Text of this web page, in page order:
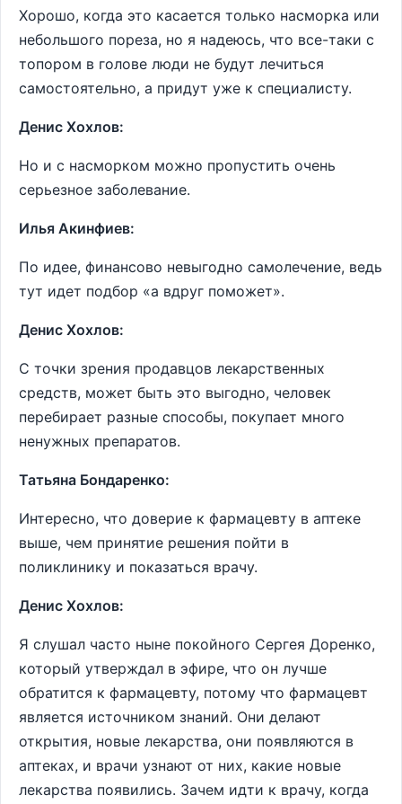
Хорошо, когда это касается только насморка или
небольшого пореза, но я надеюсь, что все-таки с
топором в голове люди не будут лечиться
самостоятельно, а придут уже к специалисту.
Денис Хохлов:
Но и с насморком можно пропустить очень
серьезное заболевание.
Илья Акинфиев:
По идее, финансово невыгодно самолечение, ведь
тут идет подбор «а вдруг поможет».
Денис Хохлов:
С точки зрения продавцов лекарственных
средств, может быть это выгодно, человек
перебирает разные способы, покупает много
ненужных препаратов.
Татьяна Бондаренко:
Интересно, что доверие к фармацевту в аптеке
выше, чем принятие решения пойти в
поликлинику и показаться врачу.
Денис Хохлов:
Я слушал часто ныне покойного Сергея Доренко,
который утверждал в эфире, что он лучше
обратится к фармацевту, потому что фармацевт
является источником знаний. Они делают
открытия, новые лекарства, они появляются в
аптеках, и врачи узнают от них, какие новые
лекарства появились. Зачем идти к врачу, когда